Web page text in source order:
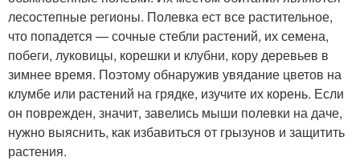
лесостепные регионы. Полевка ест все растительное,
что попадется — сочные стебли растений, их семена,
побеги, луковицы, корешки и клубни, кору деревьев в
зимнее время. Поэтому обнаружив увядание цветов на
клумбе или растений на грядке, изучите их корень. Если
он поврежден, значит, завелись мыши полевки на даче,
нужно выяснить, как избавиться от грызунов и защитить
растения.